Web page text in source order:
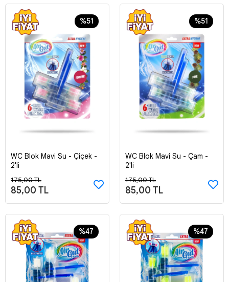
%51
Sepete Ekle
WC Blok Mavi Su - Çiçek -
2'li
175,00 TL
85,00 TL
%51
Sepete Ekle
WC Blok Mavi Su - Çam -
2'li
175,00 TL
85,00 TL
%47 %47